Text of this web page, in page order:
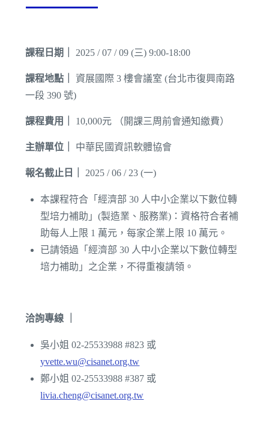
課程日期｜ 2025 / 07 / 09 (三) 9:00-18:00
課程地點｜
資展國際 3 樓會議室 (台北市復興南路
一段 390 號)
課程費用｜ 10,000元 （開課三周前會通知繳費）
主辦單位｜ 中華民國資訊軟體協會
報名截止日｜ 2025 / 06 / 23 (一)
本課程符合「經濟部 30 人中小企業以下數位轉
型培力補助」(製造業、服務業)：資格符合者補
助每人上限 1 萬元，每家企業上限 10 萬元。
已請領過「經濟部 30 人中小企業以下數位轉型
培力補助」之企業，不得重複請領。
洽詢專線 ｜
吳小姐 02-25533988 #823 或
yvette.wu@cisanet.org.tw
鄭小姐 02-25533988 #387 或
livia.cheng@cisanet.org.tw